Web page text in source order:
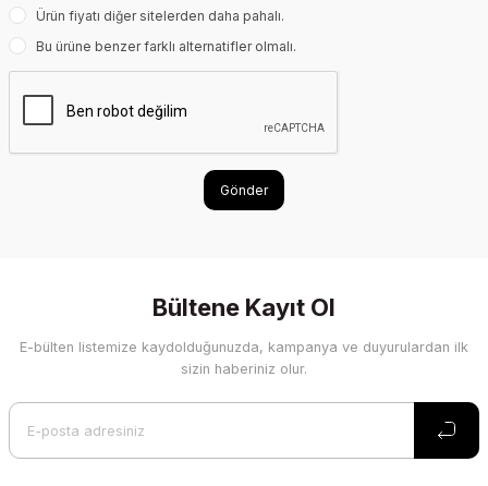
Ürün fiyatı diğer sitelerden daha pahalı.
Bu ürüne benzer farklı alternatifler olmalı.
Gönder
Bültene Kayıt Ol
E-bülten listemize kaydolduğunuzda, kampanya ve duyurulardan ilk
sizin haberiniz olur.